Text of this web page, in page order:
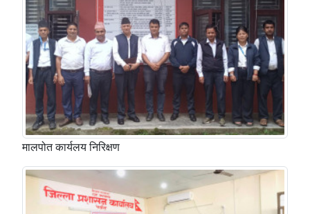
मालपोत कार्यलय निरिक्षण